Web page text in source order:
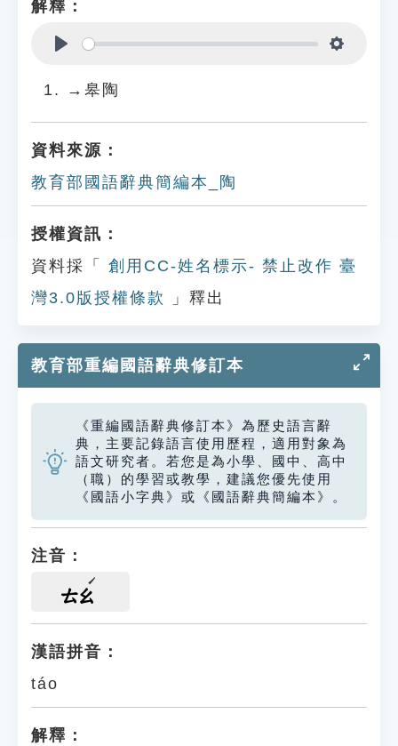
解釋：
→皋陶
資料來源：
教育部國語辭典簡編本_陶
授權資訊：
資料採「
創用CC-姓名標示- 禁止改作 臺
灣3.0版授權條款
」釋出
教育部重編國語辭典修訂本
《重編國語辭典修訂本》為歷史語言辭
典，主要記錄語言使用歷程，適用對象為
語文研究者。若您是為小學、國中、高中
（職）的學習或教學，建議您優先使用
《國語小字典》或《國語辭典簡編本》。
注音：
ㄊㄠ
漢語拼音：
táo
解釋：